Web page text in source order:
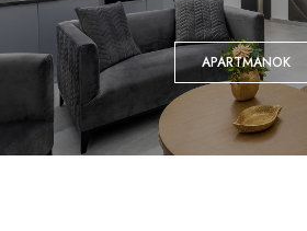
APARTMANOK